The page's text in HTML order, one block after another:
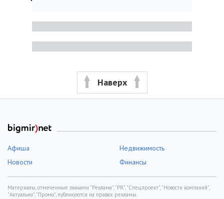
Наверх
Афиша
Недвижимость
Новости
Финансы
Материалы, отмеченные знаками "Реклама", "PR", "Спецпроект", "Новости компаний",
"Актуально", "Промо", публикуются на правах рекламы.